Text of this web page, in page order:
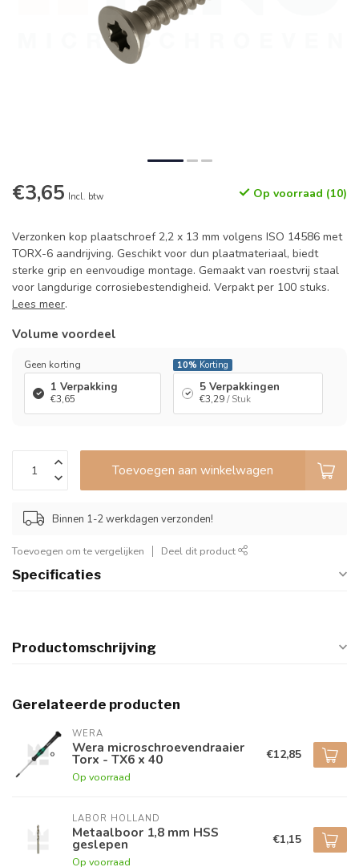
€3,65 Incl. btw Op voorraad (10)
Verzonken kop plaatschroef 2,2 x 13 mm volgens ISO 14586 met
TORX-6 aandrijving. Geschikt voor dun plaatmateriaal, biedt
sterke grip en eenvoudige montage. Gemaakt van roestvrij staal
voor langdurige corrosiebestendigheid. Verpakt per 100 stuks.
Lees meer.
Volume voordeel
Geen korting
1 Verpakking
€3,65
10% Korting
5 Verpakkingen
€3,29/ Stuk
Toevoegen aan winkelwagen
Binnen 1-2 werkdagen verzonden!
Toevoegen om te vergelijken Deel dit product
Specificaties
Productomschrijving
Gerelateerde producten
WERA
Wera microschroevendraaier
Torx - TX6 x 40
Op voorraad
€12,85
LABOR HOLLAND
Metaalboor 1,8 mm HSS
geslepen
Op voorraad
€1,15